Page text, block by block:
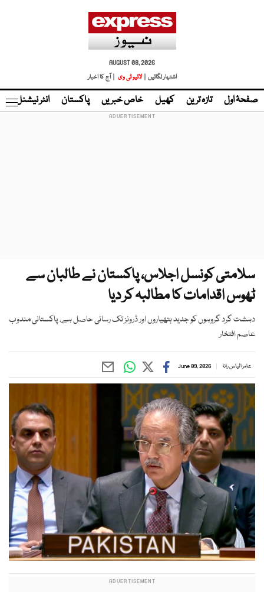
AUGUST 08, 2026
اشتہار لگائیں |
لائیو ٹی وی | آج کا اخبار
صفحۂ اول تازہ ترین کھیل خاص خبریں پاکستان انٹر نیشنل
سلامتی کونسل اجلاس، پاکستان نے طالبان سے
ٹھوس اقدامات کا مطالبہ کر دیا
دہشت گرد گروہوں کو جدید ہتھیاروں اور ڈرونز تک رسائی حاصل ہے، پاکستانی مندوب
عاصم افتخار
عامر الیاس رانا June 09, 2026